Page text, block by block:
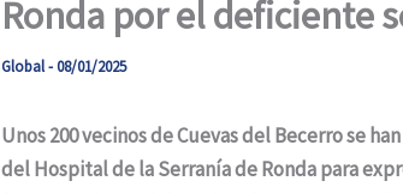
Ronda por el deficiente
Global-08/01/2025
Unos 200 vecinos de Cuevas del Becerro se
del Hospital de la Serranía de Ronda para